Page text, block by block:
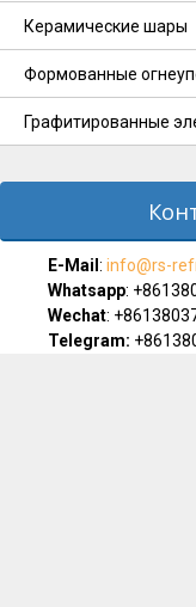
Керамические шары
Формованные
Графитированные
E-Мail : info@rs-
Whatsapp:
Wechat:
Telegram: